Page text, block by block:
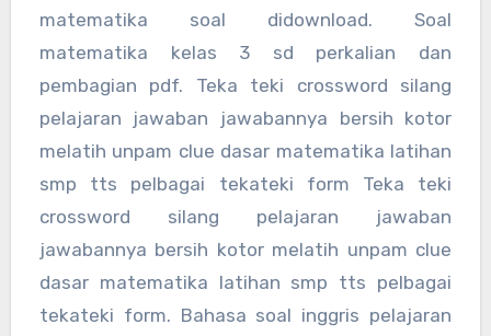
matematika soal didownload. Soal
matematika kelas 3 sd perkalian dan
pembagian pdf. Teka teki crossword silang
pelajaran jawaban jawabannya bersih kotor
melatih unpam clue dasar matematika latihan
smp tts pelbagai tekateki form Teka teki
crossword silang pelajaran jawaban
jawabannya bersih kotor melatih unpam clue
dasar matematika latihan smp tts pelbagai
tekateki form. Bahasa soal inggris pelajaran